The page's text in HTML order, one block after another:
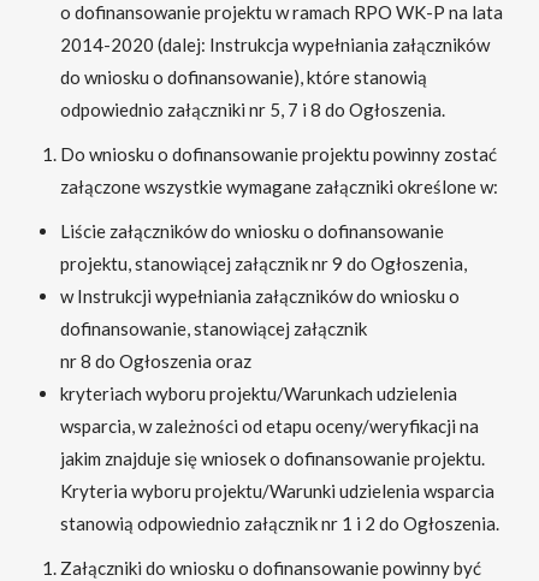
o dofinansowanie projektu w ramach RPO WK-P na lata
2014-2020 (dalej: Instrukcja wypełniania załączników
do wniosku o dofinansowanie), które stanowią
odpowiednio załączniki nr 5, 7 i 8 do Ogłoszenia.
Do wniosku o dofinansowanie projektu powinny zostać
załączone wszystkie wymagane załączniki określone w:
Liście załączników do wniosku o dofinansowanie
projektu, stanowiącej załącznik nr 9 do Ogłoszenia,
w Instrukcji wypełniania załączników do wniosku o
dofinansowanie, stanowiącej załącznik
nr 8 do Ogłoszenia oraz
kryteriach wyboru projektu/Warunkach udzielenia
wsparcia, w zależności od etapu oceny/weryfikacji na
jakim znajduje się wniosek o dofinansowanie projektu.
Kryteria wyboru projektu/Warunki udzielenia wsparcia
stanowią odpowiednio załącznik nr 1 i 2 do Ogłoszenia.
Załączniki do wniosku o dofinansowanie powinny być